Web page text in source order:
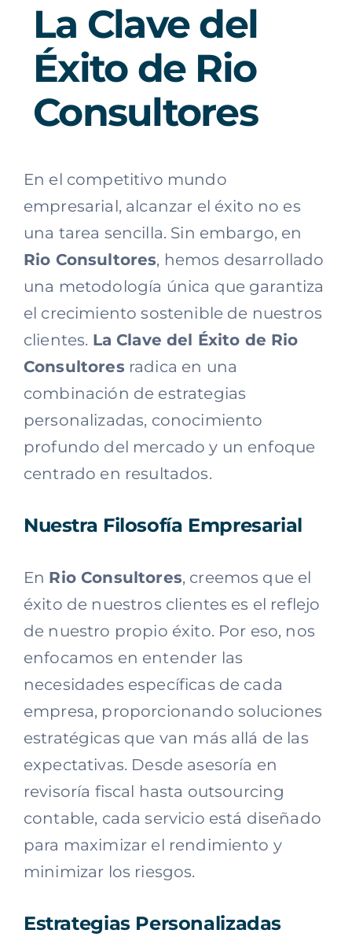
La Clave del
Éxito de Rio
Consultores
En el competitivo mundo
empresarial, alcanzar el éxito no es
una tarea sencilla. Sin embargo, en
Rio Consultores, hemos desarrollado
una metodología única que garantiza
el crecimiento sostenible de nuestros
clientes. La Clave del Éxito de Rio
Consultores radica en una
combinación de estrategias
personalizadas, conocimiento
profundo del mercado y un enfoque
centrado en resultados.
Nuestra Filosofía Empresarial
En Rio Consultores, creemos que el
éxito de nuestros clientes es el reflejo
de nuestro propio éxito. Por eso, nos
enfocamos en entender las
necesidades específicas de cada
empresa, proporcionando soluciones
estratégicas que van más allá de las
expectativas. Desde asesoría en
revisoría fiscal hasta outsourcing
contable, cada servicio está diseñado
para maximizar el rendimiento y
minimizar los riesgos.
Estrategias Personalizadas